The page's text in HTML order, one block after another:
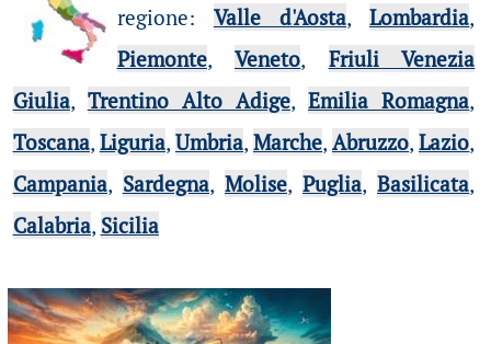
regione: Valle d'Aosta,Lombardia,
Piemonte,Veneto, Friuli Venezia
Giulia, Trentino Alto Adige,Emilia Romagna,
Toscana, Liguria, Umbria,Marche,Abruzzo,Lazio,
Campania, Sardegna, Molise,Puglia,Basilicata,
Calabria, Sicilia